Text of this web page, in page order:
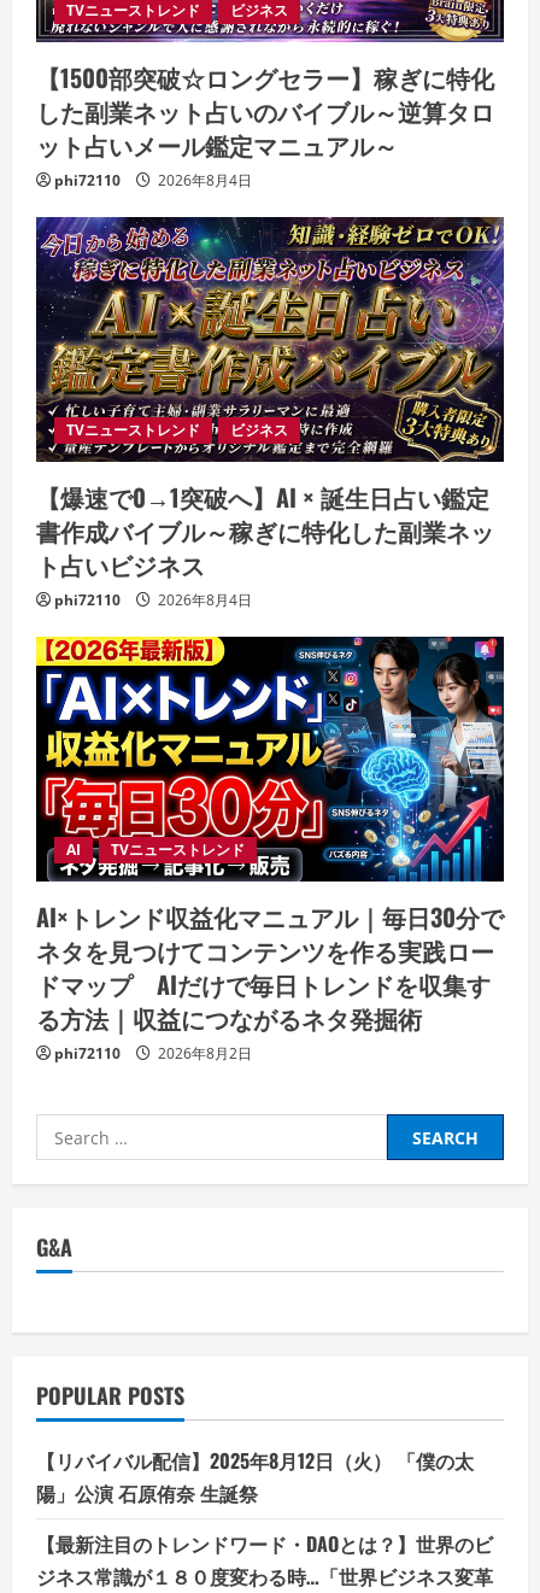
TVニューストレンド ビジネス
【1500部突破☆ロングセラー】稼ぎに特化
した副業ネット占いのバイブル～逆算タロ
ット占いメール鑑定マニュアル～
phi72110 2026年8月4日
TVニューストレンド ビジネス
【爆速で0→1突破へ】AI × 誕生日占い鑑定
書作成バイブル～稼ぎに特化した副業ネッ
ト占いビジネス
phi72110 2026年8月4日
AI TVニューストレンド
AI×トレンド収益化マニュアル｜毎日30分で
ネタを見つけてコンテンツを作る実践ロー
ドマップ AIだけで毎日トレンドを収集す
る方法｜収益につながるネタ発掘術
phi72110 2026年8月2日
Search
for:
G&A
POPULAR POSTS
【リバイバル配信】2025年8月12日（火） 「僕の太
陽」公演 石原侑奈 生誕祭
【最新注目のトレンドワード・DAOとは？】世界のビ
ジネス常識が１８０度変わる時…「世界ビジネス変革